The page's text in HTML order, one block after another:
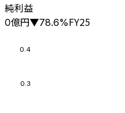
純利益
0億円▼78.6%FY25
0.3
0.4